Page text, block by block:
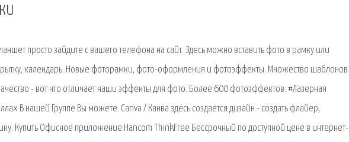
просто зайдите с вашего телефона на сайт. Здесь можно вставить фото в рамку или
календарь. Новые фоторамки, фото-оформления и фотоэффекты. Множество шаблонов
- вот что отличает наши эффекты для фото. Более 600 фотоэффектов. #Лазерная
В нашей Группе Вы можете. Canva / Канва здесь создается дизайн - создать флайер,
Купить Офисное приложение Hancom ThinkFree Бессрочный по доступной цене в интернет-